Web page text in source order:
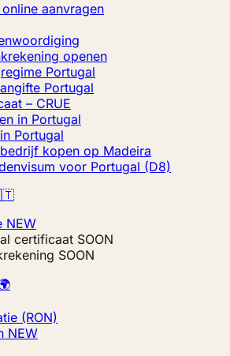
aanvragen
openen
Portugal
Portugal
– CRUE
in Portugal
Portugal
kopen op Madeira
voor Portugal (D8)
NEW
certificaat SOON
SOON
(RON)
NEW